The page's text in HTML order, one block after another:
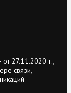
27.11.2020 г.,
связи,